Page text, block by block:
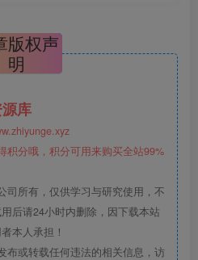
版权声
明
库
积分哦，积分可用来购买全站99%
司所有，仅供学习与研究使用，不
后请24小时内删除，因下载本站
本人承担！
布或转载任何违法的相关信息，访